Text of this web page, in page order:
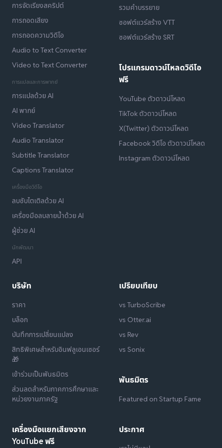
การจัดเรียงสคริปต์
การถอดเสียง
การถอดความวิดีโอ
Audio to Text Converter
Video to Text Converter
การแปลและการพากย์
การแปลด้วย AI
AI พากย์
Video Translator
Audio Translator
Subtitle Translator
Captions Translator
เครื่องมือวิดีโอ
ลบซับไตเติลด้วย AI
เครื่องมือลบลายน้ำด้วย AI
ผู้ช่วย AI
นักพัฒนา
API
รวมคำบรรยาย
ซอฟต์แวร์สร้าง VTT
ซอฟต์แวร์สร้าง SRT
โปรแกรมดาวน์โหลดวิดีโอ
ฟรี
YouTube ตัวดาวน์โหลด
TikTok ตัวดาวน์โหลด
X(Twitter) ตัวดาวน์โหลด
Facebook วิดีโอ ตัวดาวน์โหลด
Instagram ตัวดาวน์โหลด
บริษัท
ราคา
บล็อก
บันทึกการเปลี่ยนแปลง
สิทธิพิเศษสำหรับอินฟลูเอนเซอร์
🎁
เข้าร่วมเป็นพันธมิตร
ส่วนลดสำหรับภาคการศึกษาและ
หน่วยงานภาครัฐ
เครื่องมือแยกเสียงจาก
YouTube ฟรี
เปรียบเทียบ
vs TurboScribe
vs Otter.ai
vs Rev
vs Sonix
พันธมิตร
Featured on Startup Fame
ประกาศ